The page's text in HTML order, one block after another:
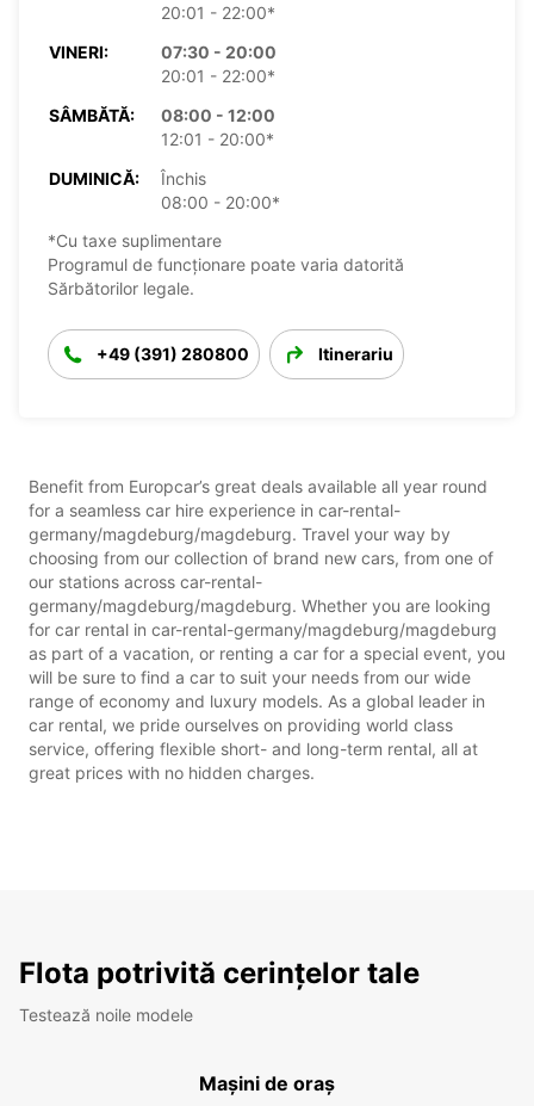
20:01 - 22:00*
VINERI:
07:30 - 20:00
20:01 - 22:00*
SÂMBĂTĂ:
08:00 - 12:00
12:01 - 20:00*
DUMINICĂ:
Închis
08:00 - 20:00*
*Cu taxe suplimentare
Programul de funcționare poate varia datorită
Sărbătorilor legale.
+49 (391) 280800 Itinerariu
Benefit from Europcar’s great deals available all year round
for a seamless car hire experience in car-rental-
germany/magdeburg/magdeburg. Travel your way by
choosing from our collection of brand new cars, from one of
our stations across car-rental-
germany/magdeburg/magdeburg. Whether you are looking
for car rental in car-rental-germany/magdeburg/magdeburg
as part of a vacation, or renting a car for a special event, you
will be sure to find a car to suit your needs from our wide
range of economy and luxury models. As a global leader in
car rental, we pride ourselves on providing world class
service, offering flexible short- and long-term rental, all at
great prices with no hidden charges.
Flota potrivită cerințelor tale
Testează noile modele
Mașini de oraș